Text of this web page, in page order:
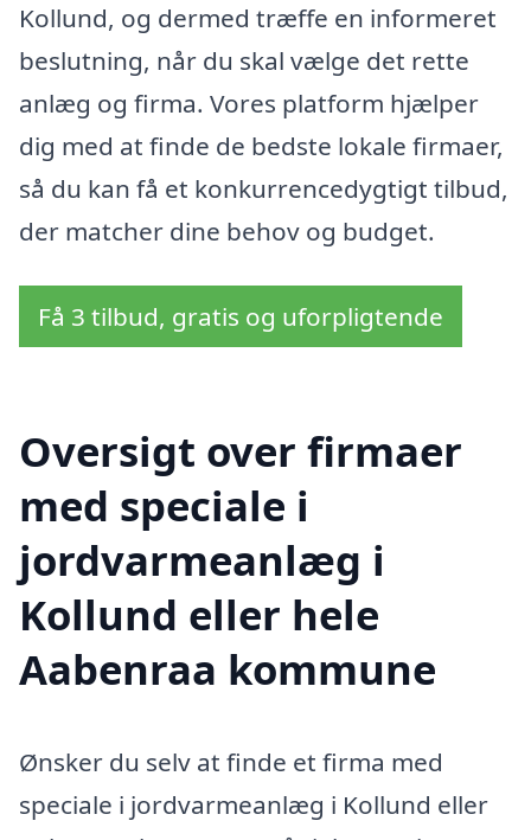
Kollund, og dermed træffe en informeret
beslutning, når du skal vælge det rette
anlæg og firma. Vores platform hjælper
dig med at finde de bedste lokale firmaer,
så du kan få et konkurrencedygtigt tilbud,
der matcher dine behov og budget.
Få 3 tilbud, gratis og uforpligtende
Oversigt over firmaer
med speciale i
jordvarmeanlæg i
Kollund eller hele
Aabenraa kommune
Ønsker du selv at finde et firma med
speciale i jordvarmeanlæg i Kollund eller